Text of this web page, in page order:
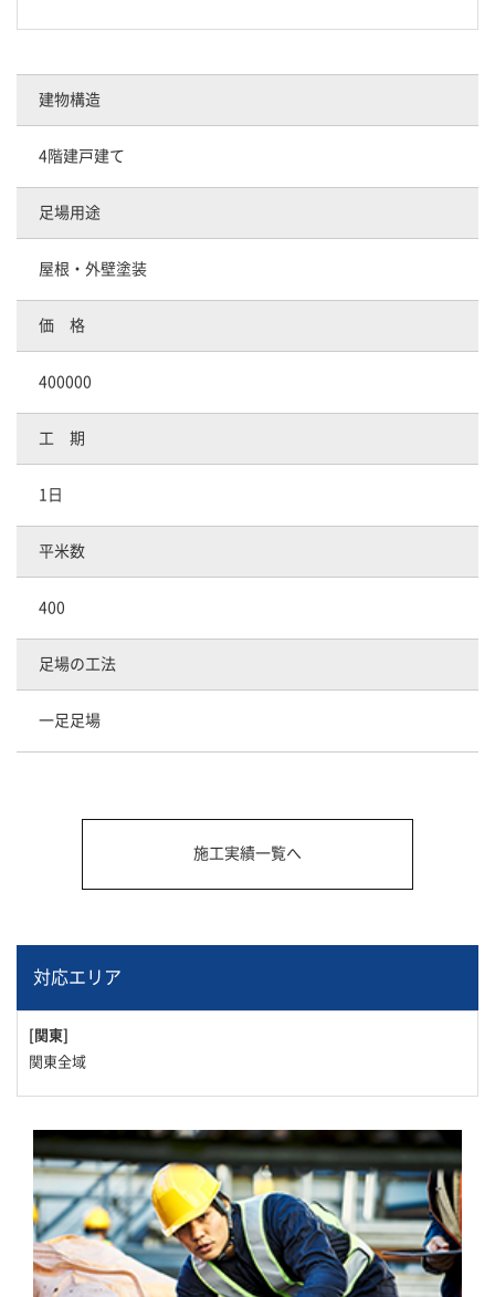
建物構造
4階建戸建て
足場用途
屋根・外壁塗装
価 格
400000
工 期
1日
平米数
400
足場の工法
一足足場
施工実績一覧へ
対応エリア
[関東]
関東全域